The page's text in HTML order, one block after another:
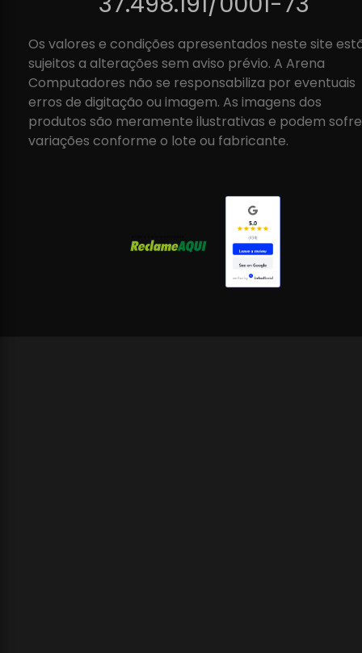
Os valores e condições apresentados neste site
sujeitos a alterações sem aviso prévio. A Arena
Computadores não se responsabiliza por eventuais
erros de digitação ou imagem. As imagens dos
produtos são meramente ilustrativas e podem
variações conforme o lote ou fabricante.